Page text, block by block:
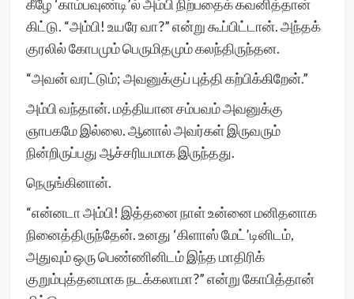
கீழே ‘காம்பவுண்டி’ல் அம்பி நிற்பதைக் கவனித்தான்
கிட்டு. “அம்பி! உயரே வா?” என்று கூப்பிட்டான். அந்தக்
குரலில் கோபமும் பெருமிதமும் கலந்திருந்தன.
“அவன் வரட்டும்; அவனுக்குப் புத்தி கற்பிக்கிறேன்.”
அம்பி வந்தான். மத்தியான சம்பவம் அவனுக்கு
ஞாபகமே இல்லை. ஆனால் அவர்கள் இருவரும்
நின்றிருப்பது ஆச்சரியமாக இருந்தது.
நெருங்கினான்.
“என்னடா அம்பி! இத்தனை நாள் உன்னை மனிதனாக
நினைத்திருந்தேன். உனது ‘கிளாஸ் மேட்’டினிடம்,
அதுவும் ஒரு பெண்ணினிடம் இந்த மாதிரிக்
குறும்புத்தனமாக நடக்கலாமா?” என்று கோபித்தான்